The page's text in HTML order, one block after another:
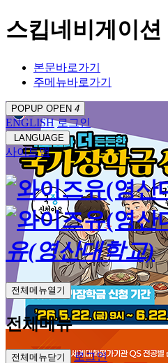
스킵네비게이션
본문바로가기
주메뉴바로가기
POPUP OPEN 4
ENGLISH 로그인
LANGUAGE
사이트맵
유(영산대학교)
전체메뉴열기
전체메뉴
전체메뉴닫기 로그인